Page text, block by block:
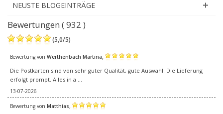
NEUSTE BLOGEINTRÄGE
Bewertungen ( 932 )
(5,0/5)
Bewertung von Werthenbach Martina,
Die Postkarten sind von sehr guter Qualität, gute Auswahl. Die Lieferung
erfolgt prompt. Alles in a ...
13-07-2026
Bewertung von Matthias,